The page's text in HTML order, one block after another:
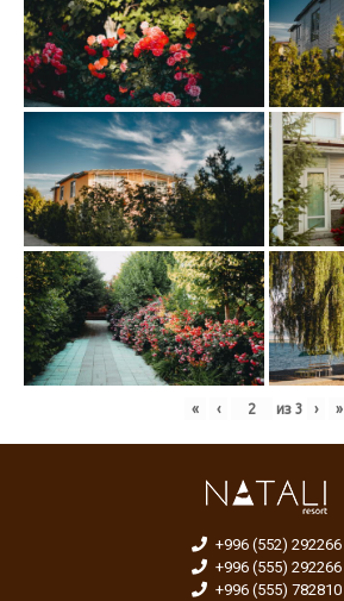
« ‹ из 3 › »
+996 (552) 292266
+996 (555) 292266
+996 (555) 782810